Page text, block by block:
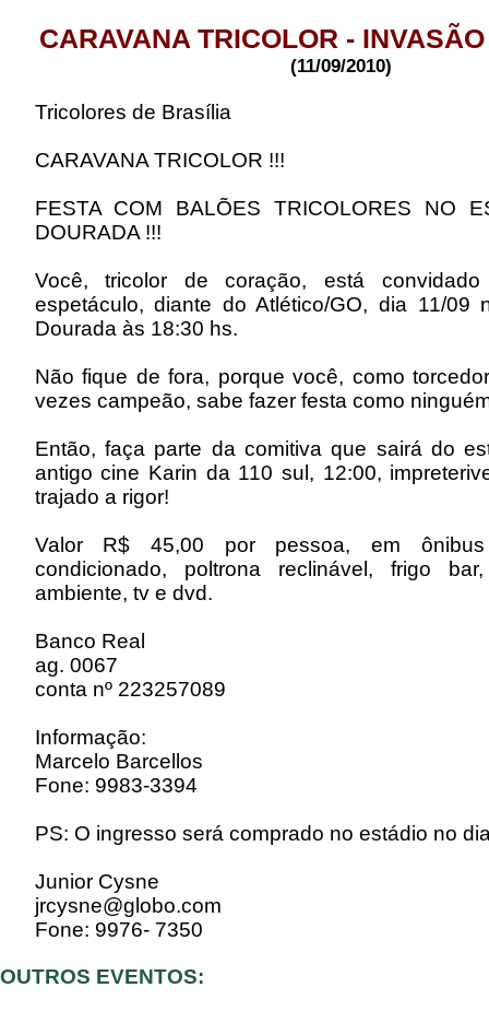
CARAVANA TRICOLOR -
(11/09/2010)
Tricolores de Brasília
CARAVANA TRICOLOR !!!
FESTA COM BALÕES TRICOLORES NO
DOURADA !!!
Você, tricolor de coração, está
espetáculo, diante do Atlético/GO, dia 11/09
Dourada às 18:30 hs.
Não fique de fora, porque você, como
vezes campeão, sabe fazer festa como
Então, faça parte da comitiva que sairá do
antigo cine Karin da 110 sul, 12:00,
trajado a rigor!
Valor R$ 45,00 por pessoa, em
condicionado, poltrona reclinável, frigo
ambiente, tv e dvd.
Banco Real
ag. 0067
conta nº 223257089
Informação:
Marcelo Barcellos
Fone: 9983-3394
PS: O ingresso será comprado no estádio no
Junior Cysne
jrcysne@globo.com
Fone: 9976- 7350
OUTROS EVENTOS: